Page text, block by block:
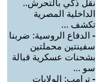
نقل ذكي بالتحرش..
الداخلية المصرية
تكشف ...
- الدفاع الروسية: ضربنا
سفينتين محملتين
بشحنات عسكرية قبالة
سو ...
- ترامب: الولايات